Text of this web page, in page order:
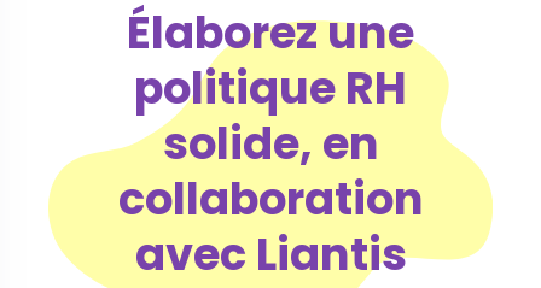
Élaborez une
politique RH
solide, en
collaboration
avec Liantis